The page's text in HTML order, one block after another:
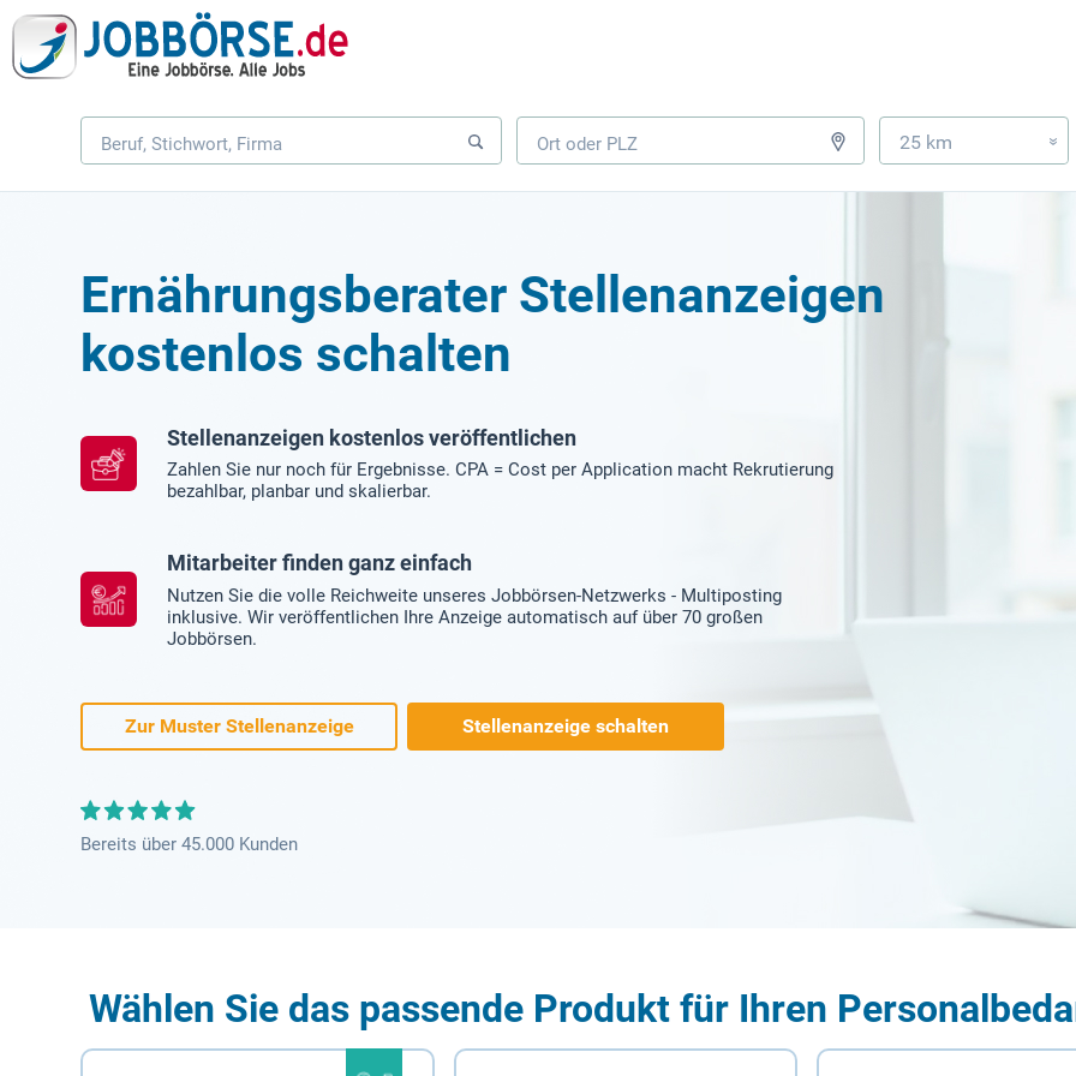
25 km »
Ernährungsberater Stellenanzeigen
kostenlos schalten
Stellenanzeigen kostenlos veröffentlichen
Zahlen Sie nur noch für Ergebnisse. CPA = Cost per Application macht Rekrutierung
bezahlbar, planbar und skalierbar.
Mitarbeiter finden ganz einfach
Nutzen Sie die volle Reichweite unseres Jobbörsen-Netzwerks - Multiposting
inklusive. Wir veröffentlichen Ihre Anzeige automatisch auf über 70 großen
Jobbörsen.
Zur Muster Stellenanzeige Stellenanzeige schalten
Bereits über 45.000 Kunden
Wählen Sie das passende Produkt für Ihren